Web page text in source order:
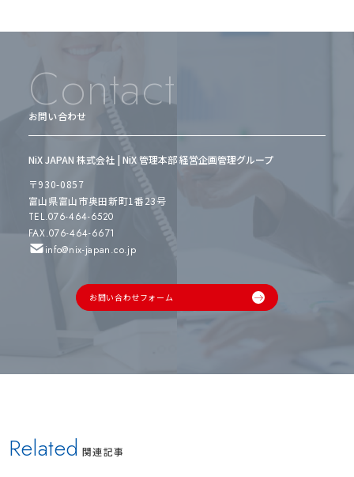
Contact
お問い合わせ
NiX JAPAN 株式会社 | NiX 管理本部 経営企画管理グループ
〒930-0857
富山県富山市奥田新町1番23号
TEL.076-464-6520
FAX.076-464-6671
info@nix-japan.co.jp
お問い合わせフォーム
Related 関連記事